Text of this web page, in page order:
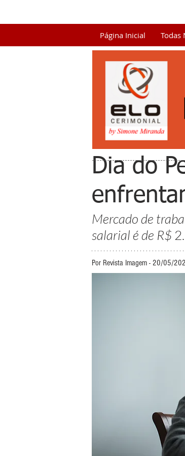
Página Inicial Todas
Dia do
Mercado de
salarial é de R$
Por Revista Imagem - 20/05/